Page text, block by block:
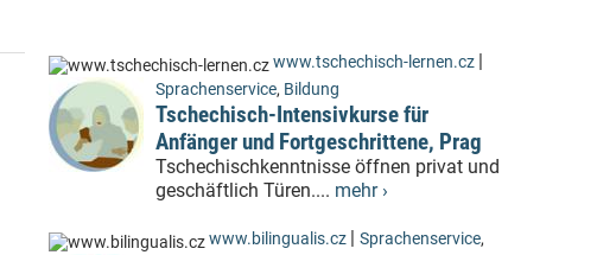
www.tschechisch-lernen.cz |
Sprachenservice, Bildung
Tschechisch-Intensivkurse für
Anfänger und Fortgeschrittene, Prag
Tschechischkenntnisse öffnen privat und
geschäftlich Türen.... mehr ›
www.bilingualis.cz | Sprachenservice,